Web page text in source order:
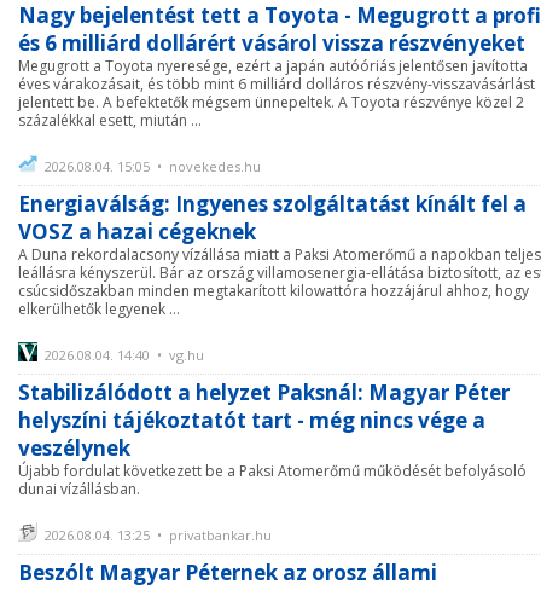
Nagy bejelentést tett a Toyota - Megugrott a
és 6 milliárd dollárért vásárol vissza részvényeket
Megugrott a Toyota nyeresége, ezért a japán autóóriás jelentősen javította
éves várakozásait, és több mint 6 milliárd dolláros részvény-visszavásárlást
jelentett be. A befektetők mégsem ünnepeltek. A Toyota részvénye közel 2
százalékkal esett, miután ...
2026.08.04. 15:05 • novekedes.hu
Energiaválság: Ingyenes szolgáltatást kínált fel a
VOSZ a hazai cégeknek
A Duna rekordalacsony vízállása miatt a Paksi Atomerőmű a napokban teljes
leállásra kényszerül. Bár az ország villamosenergia-ellátása biztosított, az
csúcsidőszakban minden megtakarított kilowattóra hozzájárul ahhoz, hogy
elkerülhetők legyenek ...
2026.08.04. 14:40 • vg.hu
Stabilizálódott a helyzet Paksnál: Magyar Péter
helyszíni tájékoztatót tart - még nincs vége a
veszélynek
Újabb fordulat következett be a Paksi Atomerőmű működését befolyásoló
dunai vízállásban.
2026.08.04. 13:25 • privatbankar.hu
Beszólt Magyar Péternek az orosz állami